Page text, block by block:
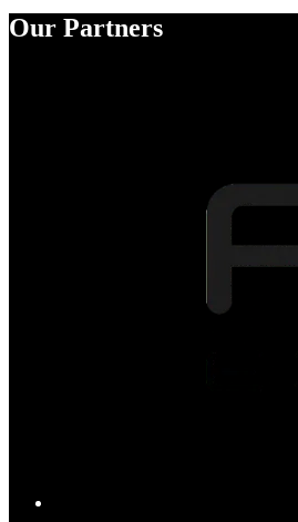
Our Partners